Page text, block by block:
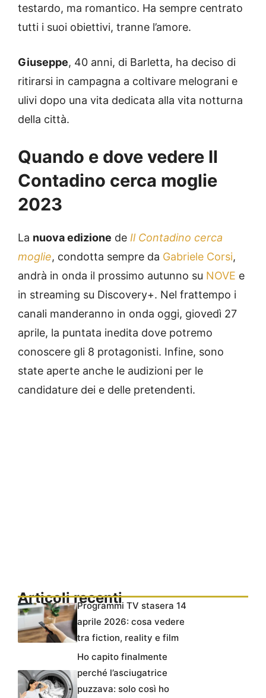
testardo, ma romantico. Ha sempre centrato
tutti i suoi obiettivi, tranne l’amore.
Giuseppe, 40 anni, di Barletta, ha deciso di
ritirarsi in campagna a coltivare melograni e
ulivi dopo una vita dedicata alla vita notturna
della città.
Quando e dove vedere Il
Contadino cerca moglie
2023
La nuova edizione de Il Contadino cerca
moglie, condotta sempre da Gabriele Corsi,
andrà in onda il prossimo autunno su NOVE e
in streaming su Discovery+. Nel frattempo i
canali manderanno in onda oggi, giovedì 27
aprile, la puntata inedita dove potremo
conoscere gli 8 protagonisti. Infine, sono
state aperte anche le audizioni per le
candidature dei e delle pretendenti.
Articoli recentiProgrammi TV stasera 14
aprile 2026: cosa vedere
tra fiction, reality e film
Ho capito finalmente
perché l’asciugatrice
puzzava: solo così ho